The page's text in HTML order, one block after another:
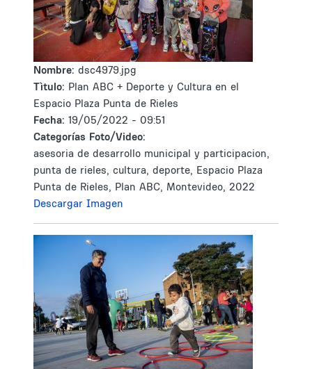
Nombre: dsc4979.jpg
Tìtulo: Plan ABC + Deporte y Cultura en el
Espacio Plaza Punta de Rieles
Fecha: 19/05/2022 - 09:51
Categorías Foto/Video:
asesoria de desarrollo municipal y participacion,
punta de rieles, cultura, deporte, Espacio Plaza
Punta de Rieles, Plan ABC, Montevideo, 2022
Descargar Imagen